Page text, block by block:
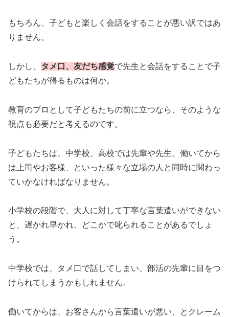
もちろん、子どもと楽しく会話をすることが悪い訳ではあ
りません。
しかし、 タメ口、友だち感覚で先生と会話をすることで子
どもたちが得るものは何か。
教育のプロとして子どもたちの前に立つなら、そのような
視点も必要だと考えるのです。
子どもたちは、中学校、高校では先輩や先生、働いてから
は上司やお客様、といった様々な立場の人と同時に関わっ
ていかなければなりません。
小学校の段階で、大人に対して丁寧な言葉遣いができない
と、遅かれ早かれ、どこかで叱られることがあるでしょ
う。
中学校では、タメ口で話してしまい、部活の先輩に目をつ
けられてしまうかもしれません。
働いてからは、お客さんから言葉遣いが悪い、とクレーム